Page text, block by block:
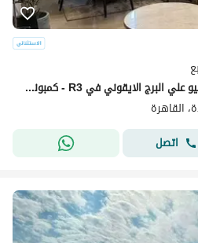
شقه للبيع تشطيب الترا مودرن فيو علي البرج الايقوني في R3 - كمبوند المقصد العاصمه الاداريه دقايق من مدينتى Al Maqsad in New Capital
القاهرة
اتصل